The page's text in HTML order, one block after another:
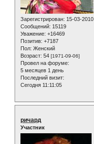
Зарегистрирован: 15-03-2010
Сообщений: 15119
Уважение: +16469
Позитив: +7187
Пол: Женский
Возраст: 54 [1971-09-06]
Провел на форуме:
5 месяцев 1 день
Последний визит:
Сегодня 11:11:05
ричард
Участник